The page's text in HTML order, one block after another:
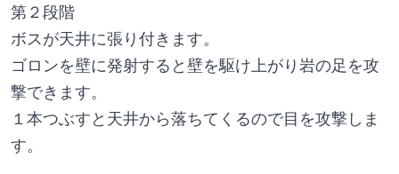
第２段階
ボスが天井に張り付きます。
ゴロンを壁に発射すると壁を駆け上がり岩の足を攻
撃できます。
１本つぶすと天井から落ちてくるので目を攻撃しま
す。